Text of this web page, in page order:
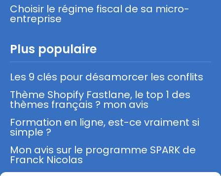
Choisir le régime fiscal de sa micro-
entreprise
Plus populaire
Les 9 clés pour désamorcer les conflits
Thème Shopify Fastlane, le top 1 des
thèmes français ? mon avis
Formation en ligne, est-ce vraiment si
simple ?
Mon avis sur le programme SPARK de
Franck Nicolas